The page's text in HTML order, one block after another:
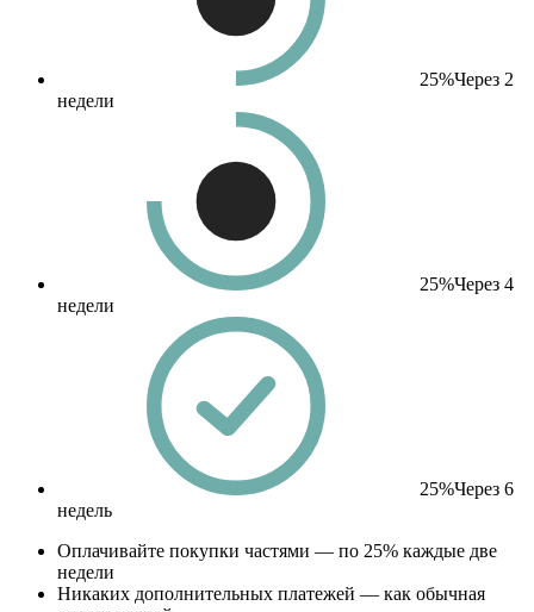
25%Через 2
недели
25%Через 4
недели
25%Через 6
недель
Оплачивайте покупки частями — по 25% каждые две
недели
Никаких дополнительных платежей — как обычная